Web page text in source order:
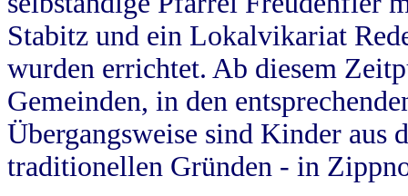
Stabitz und ein Lokalvikariat
wurden errichtet. Ab diesem
Gemeinden, in den
Übergangsweise sind Kinder aus
traditionellen Gründen - in